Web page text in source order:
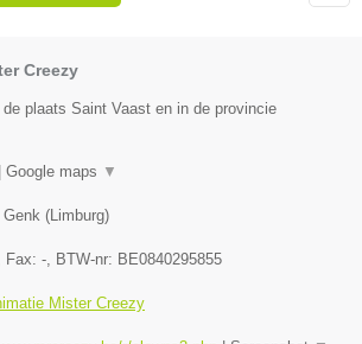
Creezy
plaats Saint Vaast en in de provincie
Google maps ▼
Genk (Limburg)
Fax: -, BTW-nr: BE0840295855
Mister Creezy